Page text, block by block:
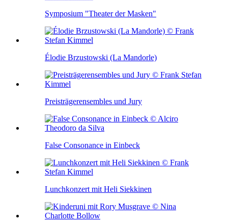
Symposium "Theater der Masken"
Élodie Brzustowski (La Mandorle)
Preisträgerensembles und Jury
False Consonance in Einbeck
Lunchkonzert mit Heli Siekkinen